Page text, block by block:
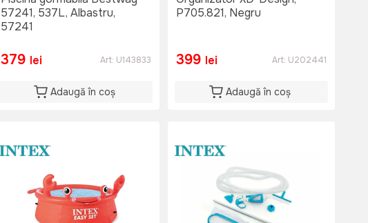
57241, 537L, Albastru,
57241
379 lei Art: U143833
Adaugă în coș
P705.821, Negru
399 lei Art: U202441
Adaugă în coș